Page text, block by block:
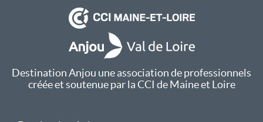
Destination Anjou une association de professionnels
créée et soutenue par la CCI de Maine et Loire